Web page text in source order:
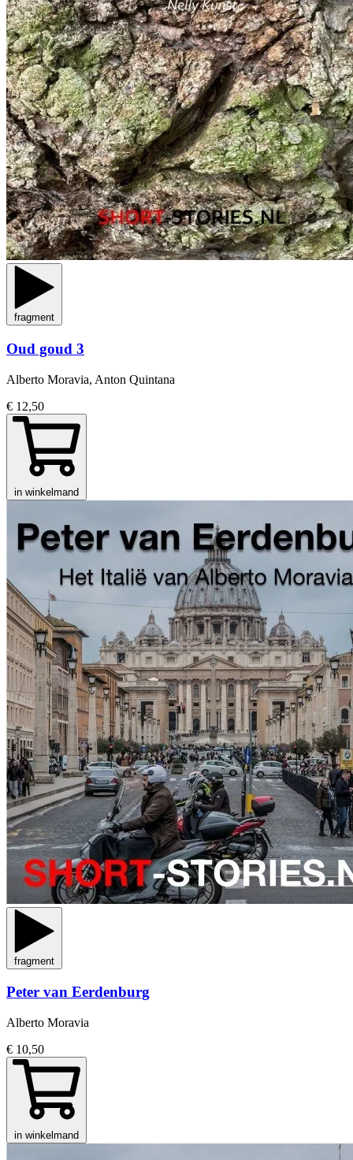
fragment
Oud goud 3
Alberto Moravia, Anton Quintana
€ 12,50
in winkelmand
fragment
Peter van Eerdenburg
Alberto Moravia
€ 10,50
in winkelmand